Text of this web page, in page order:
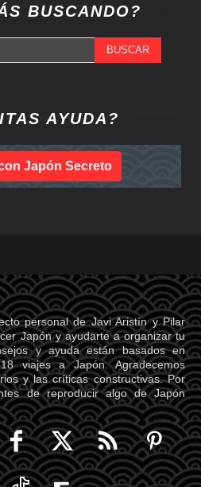
BUSCANDO?
BUSCAR
AYUDA?
Japón Secreto
personal de Javi Aristín y Pilar
Japón y ayudarte a organizar tu
y ayuda están basados en
viajes a Japón. Agradecemos
y las críticas constructivas. Por
de reproducir algo de Japón